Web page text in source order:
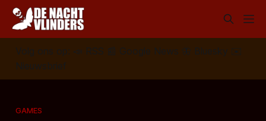
Volg ons op: 📣 RSS 📰 Google News 🦋 Bluesky
✉️
Nieuwsbrief
GAMES